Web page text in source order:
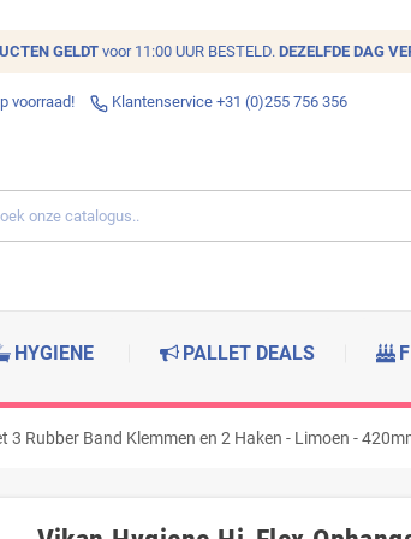
GELDT voor 11:00 UUR BESTELD. DEZELFDE DAG
voorraad! Klantenservice +31 (0)255 756 356
HYGIENE PALLET DEALS
3 Rubber Band Klemmen en 2 Haken - Limoen -